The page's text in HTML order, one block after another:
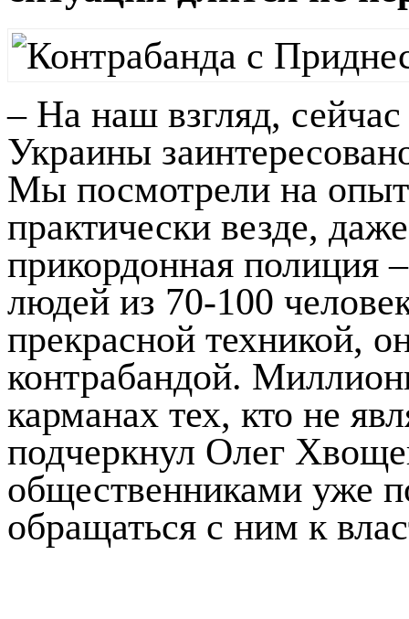
– На наш взгляд,
Украины
Мы посмотрели на
практически везде,
прикордонная полиция
людей из 70-100
прекрасной техникой,
контрабандой.
карманах тех, кто не
подчеркнул Олег
общественниками уже
обращаться с ним к